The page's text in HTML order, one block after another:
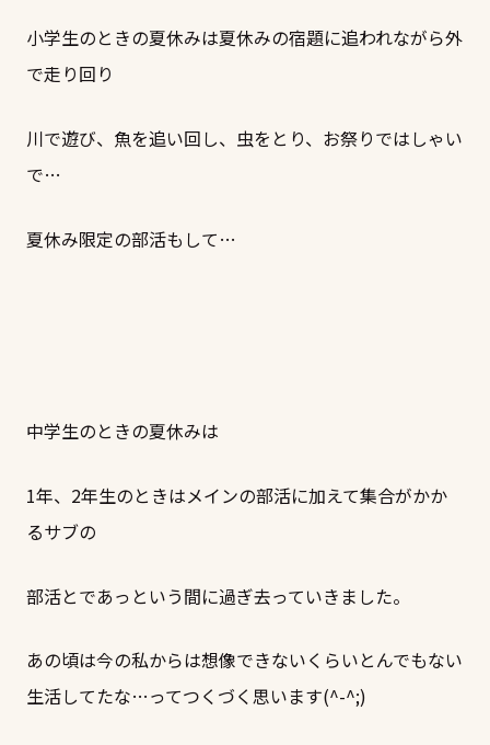
小学生のときの夏休みは夏休みの宿題に追われながら外
で走り回り
川で遊び、魚を追い回し、虫をとり、お祭りではしゃい
で…
夏休み限定の部活もして…
中学生のときの夏休みは
1年、2年生のときはメインの部活に加えて集合がかか
るサブの
部活とであっという間に過ぎ去っていきました。
あの頃は今の私からは想像できないくらいとんでもない
生活してたな…ってつくづく思います(^-^;)